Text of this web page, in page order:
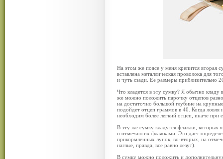
На этом же поясе у меня крепится вторая
вставлена металлическая проволока для
и чуть сзади. Ее размеры приблизительно
Что кладется в эту сумку? Я обычно кладу
же можно положить парочку отцепов
на достаточно большой глубине на
подойдет отцеп граммов в 40. Когда
необходим более легкий отцеп, иначе
В эту же сумку кладутся флажки, которых
и отмечаю их флажками. Это дает
прикормленных лунок, во-вторых, на
наглые, правда, все равно лезут).
В сумку можно положить и